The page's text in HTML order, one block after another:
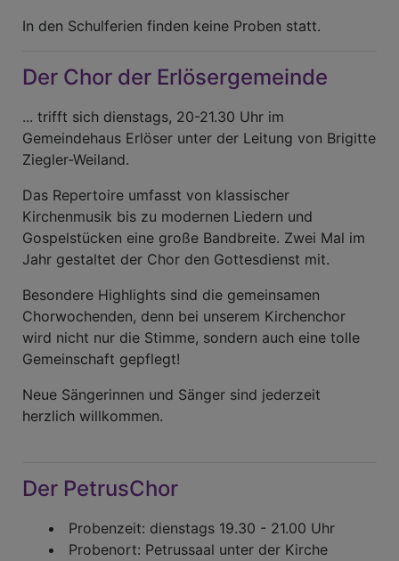
In den Schulferien finden keine Proben statt.
Der Chor der Erlösergemeinde
... trifft sich dienstags, 20-21.30 Uhr im
Gemeindehaus Erlöser unter der Leitung von Brigitte
Ziegler-Weiland.
Das Repertoire umfasst von klassischer
Kirchenmusik bis zu modernen Liedern und
Gospelstücken eine große Bandbreite. Zwei Mal im
Jahr gestaltet der Chor den Gottesdienst mit.
Besondere Highlights sind die gemeinsamen
Chorwochenden, denn bei unserem Kirchenchor
wird nicht nur die Stimme, sondern auch eine tolle
Gemeinschaft gepflegt!
Neue Sängerinnen und Sänger sind jederzeit
herzlich willkommen.
Der PetrusChor
Probenzeit: dienstags 19.30 - 21.00 Uhr
Probenort: Petrussaal unter der Kirche